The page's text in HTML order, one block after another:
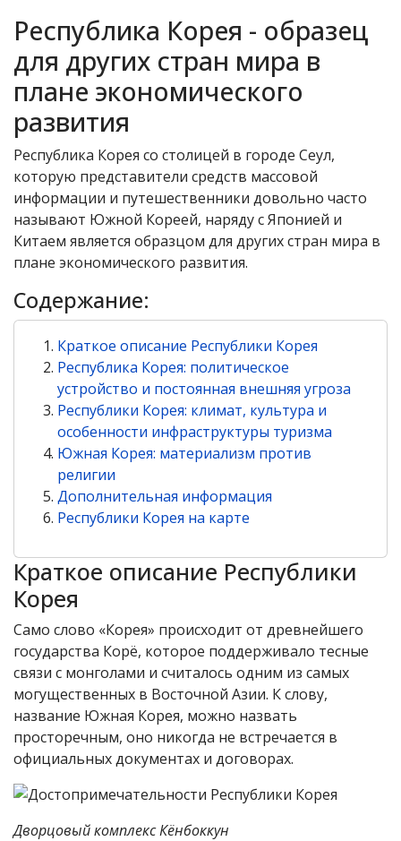
Республика Корея - образец
для других стран мира в
плане экономического
развития
Республика Корея со столицей в городе Сеул,
которую представители средств массовой
информации и путешественники довольно часто
называют Южной Кореей, наряду с Японией и
Китаем является образцом для других стран мира в
плане экономического развития.
Содержание:
Краткое описание Республики Корея
Республика Корея: политическое
устройство и постоянная внешняя угроза
Республики Корея: климат, культура и
особенности инфраструктуры туризма
Южная Корея: материализм против
религии
Дополнительная информация
Республики Корея на карте
Краткое описание Республики
Корея
Само слово «Корея» происходит от древнейшего
государства Корё, которое поддерживало тесные
связи с монголами и считалось одним из самых
могущественных в Восточной Азии. К слову,
название Южная Корея, можно назвать
просторечным, оно никогда не встречается в
официальных документах и договорах.
Дворцовый комплекс Кёнбоккун